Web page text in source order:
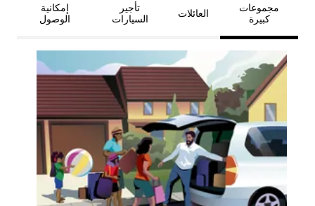
مجموعات
كبيرة
العائلات
تأجير
السيارات
إمكانية
الوصول